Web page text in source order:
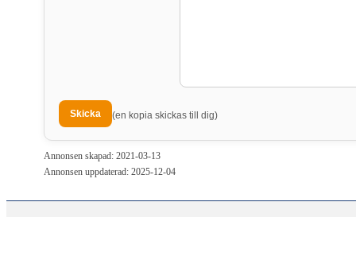
(en kopia skickas till dig)
Annonsen skapad: 2021-03-13
Annonsen uppdaterad: 2025-12-04